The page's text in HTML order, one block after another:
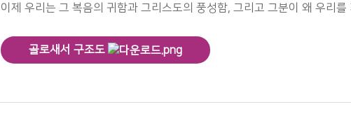
이제 우리는 그 복음의 귀함과 그리스도의 풍성함, 그리고 그분이 왜 우리
골로새서 구조도